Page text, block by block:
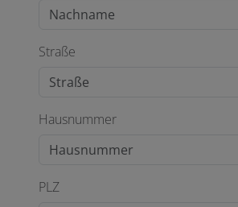
Straße
Hausnummer
PLZ